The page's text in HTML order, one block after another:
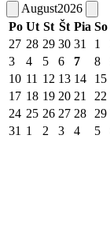
August2026
Po Ut St Št Pia So
27 28 29 30 31 1
3
4 5 6 7 8
10 11 12 13 14 15
17 18 19 20 21 22
24 25 26 27 28 29
31 1 2 3 4 5